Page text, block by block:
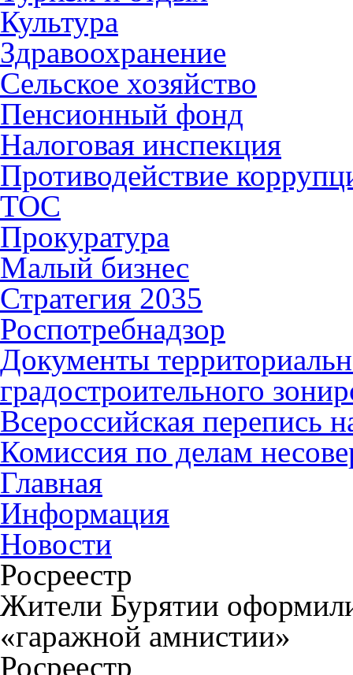
Культура
Здравоохранение
Сельское хозяйство
Пенсионный фонд
Налоговая инспекция
Противодействие
ТОС
Прокуратура
Малый бизнес
Стратегия 2035
Роспотребнадзор
Документы
градостроительного
Всероссийская перепись
Комиссия по делам
Главная
Информация
Новости
Росреестр
Жители Бурятии
«гаражной амнистии»
Росреестр